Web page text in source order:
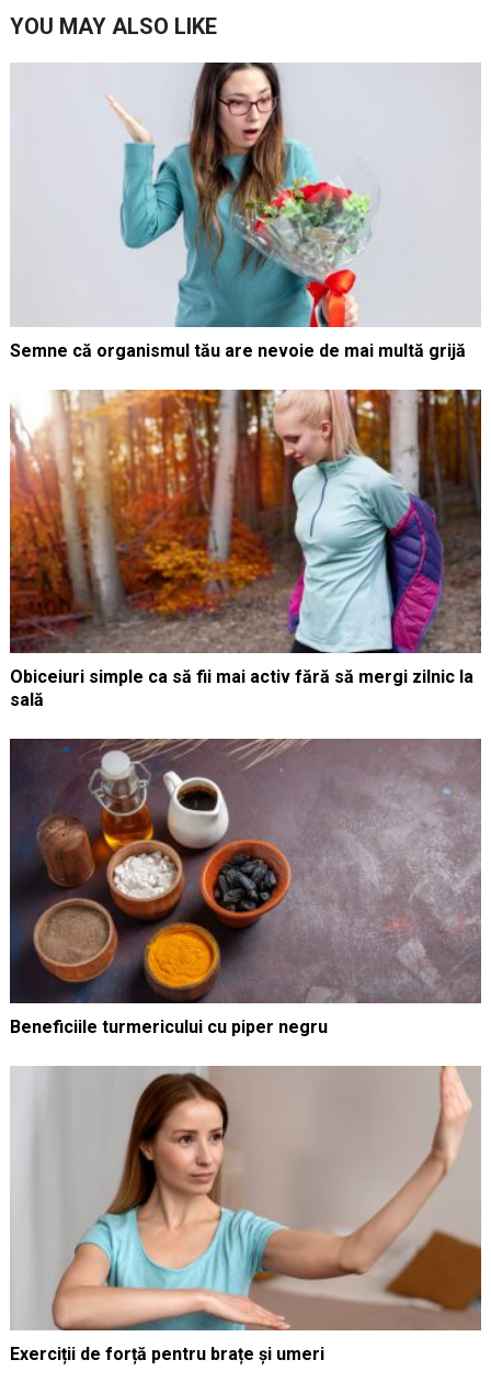
YOU MAY ALSO LIKE
Semne că organismul tău are nevoie de mai multă grijă
Obiceiuri simple ca să fii mai activ fără să mergi zilnic la
sală
Beneficiile turmericului cu piper negru
Exerciții de forță pentru brațe și umeri